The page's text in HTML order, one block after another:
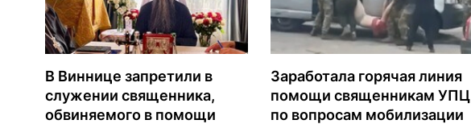
В Виннице запретили в
служении священника,
обвиняемого в помощи
Заработала горячая линия
помощи священникам УПЦ
по вопросам мобилизации